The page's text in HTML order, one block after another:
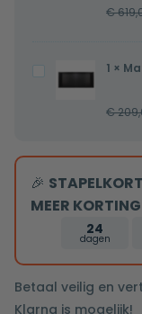
douchekop
€
Mat
zwart
30x60x7cm
1 ×
€
🎉
MEER
24
dagen
Betaal veilig en
Klarna is mogelijk!